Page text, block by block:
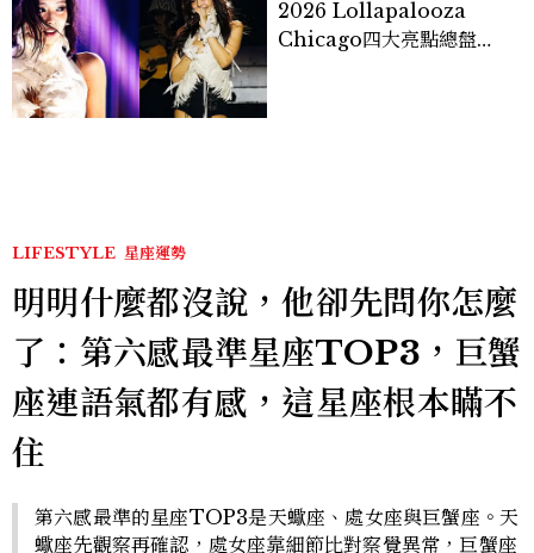
2026 Lollapalooza
Chicago四大亮點總盤
LIFESTYLE 星座運勢
明明什麼都沒說，他卻先問你怎麼
了：第六感最準星座TOP3，巨蟹
座連語氣都有感，這星座根本瞞不
住
第六感最準的星座TOP3是天蠍座、處女座與巨蟹座。天
蠍座先觀察再確認，處女座靠細節比對察覺異常，巨蟹座